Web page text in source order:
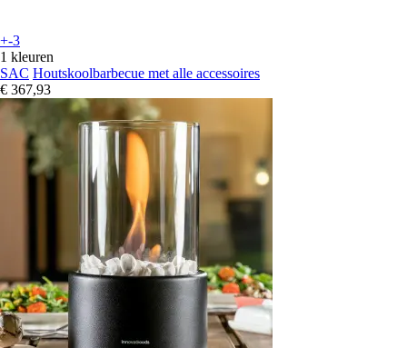
+-3
1 kleuren
SAC Houtskoolbarbecue met alle accessoires
€ 367,93